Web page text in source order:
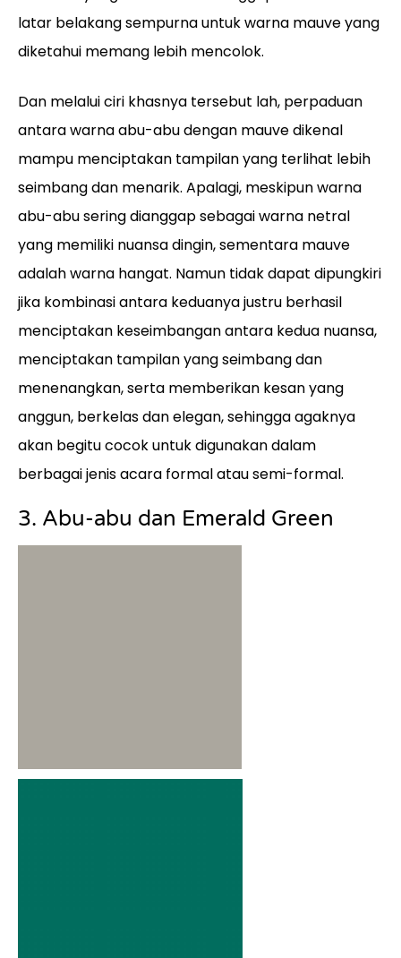
latar belakang sempurna untuk warna mauve yang
diketahui memang lebih mencolok.
Dan melalui ciri khasnya tersebut lah, perpaduan
antara warna abu-abu dengan mauve dikenal
mampu menciptakan tampilan yang terlihat lebih
seimbang dan menarik. Apalagi, meskipun warna
abu-abu sering dianggap sebagai warna netral
yang memiliki nuansa dingin, sementara mauve
adalah warna hangat. Namun tidak dapat dipungkiri
jika kombinasi antara keduanya justru berhasil
menciptakan keseimbangan antara kedua nuansa,
menciptakan tampilan yang seimbang dan
menenangkan, serta memberikan kesan yang
anggun, berkelas dan elegan, sehingga agaknya
akan begitu cocok untuk digunakan dalam
berbagai jenis acara formal atau semi-formal.
3. Abu-abu dan Emerald Green